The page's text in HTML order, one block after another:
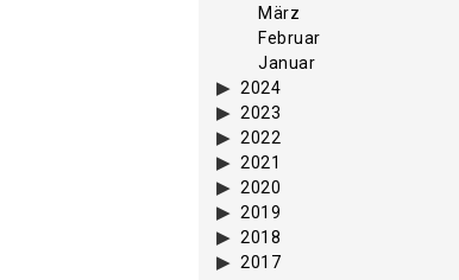
März
Februar
Januar
2024
2023
2022
2021
2020
2019
2018
2017